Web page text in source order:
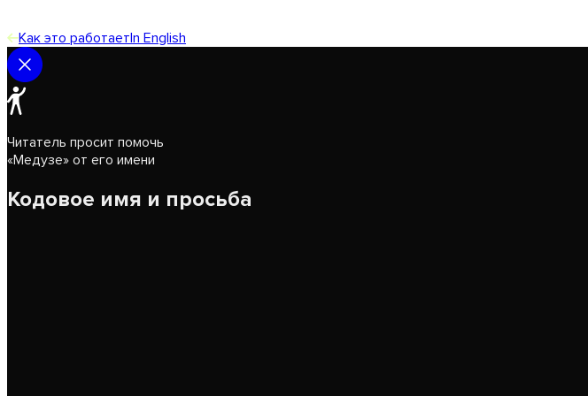
Как это работаетIn English
Читатель просит помочь
«Медузе» от его имени
Кодовое имя и просьба